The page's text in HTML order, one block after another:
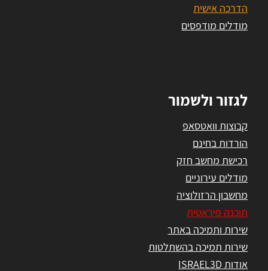
הדרכה אישית
מודלים מודפסים
לגזור ולשמור
קבוצות וואטסאפ
הורדות בחינם
רכישת מחשב חזק
מודלים עירוניים
מחשבון הרזולוציה
תוכנה פיראטית
שירות ותמיכה באתר
שירות תמיכה בהשתלטות
אודות ISRAEL3D